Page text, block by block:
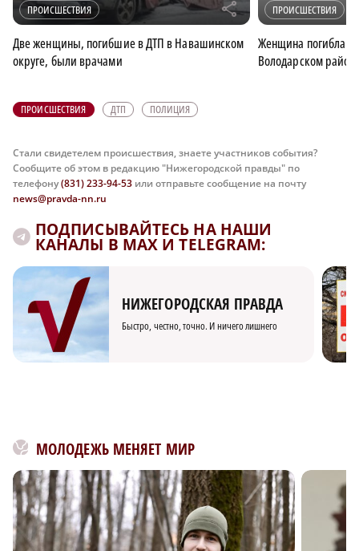
ПРОИСШЕСТВИЯ r
Две женщины, погибшие в ДТП в Навашинском
округе, были врачами
ПРОИСШЕСТВИЯ
Женщина погибла в
Володарском
ПРОИСШЕСТВИЯ ДТП ПОЛИЦИЯ
Стали свидетелем происшествия, знаете участников события?
Сообщите об этом в редакцию "Нижегородской правды" по
телефону(831) 233-94-53 или отправьте сообщение на почту
news@pravda-nn.ru
ПОДПИСЫВАЙТЕСЬ НА НАШИ
КАНАЛЫ В MAX И TELEGRAM:
НИЖЕГОРОДСКАЯ ПРАВДА
Быстро, честно, точно. И ничего лишнего
МОЛОДЕЖЬ МЕНЯЕТ МИР